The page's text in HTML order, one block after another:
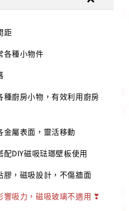
距
各種小物件
廚房小物，有效利用廚房
屬表面，靈活移動
DIY磁吸琺瑯壁板使用
，磁吸設計，不傷牆面
響吸力，磁吸玻璃不適用 ❣